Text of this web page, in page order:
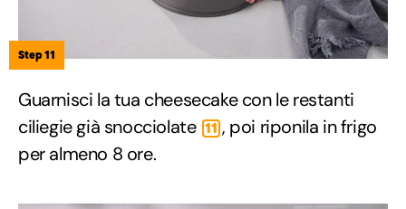
Step 11
Guarnisci la tua cheesecake con le restanti
ciliegie già snocciolate 11 , poi riponila in frigo
per almeno 8 ore.